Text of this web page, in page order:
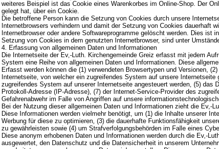
weiteres Beispiel ist das Cookie eines Warenkorbes im Online-Shop. Der
gelegt hat, über ein Cookie.
Die betroffene Person kann die Setzung von Cookies durch unsere
Internetbrowsers verhindern und damit der Setzung von Cookies dauerhaft
Internetbrowser oder andere Softwareprogramme gelöscht werden. Dies
Setzung von Cookies in dem genutzten Internetbrowser, sind unter
4. Erfassung von allgemeinen Daten und Informationen
Die Internetseite der Ev,-Luth. Kirchengemeinde Greiz erfasst mit jedem
System eine Reihe von allgemeinen Daten und Informationen. Diese
Erfasst werden können die (1) verwendeten Browsertypen und Versionen,
Internetseite, von welcher ein zugreifendes System auf unsere
zugreifendes System auf unserer Internetseite angesteuert werden, (5)
Protokoll-Adresse (IP-Adresse), (7) der Internet-Service-Provider des
Gefahrenabwehr im Falle von Angriffen auf unsere
Bei der Nutzung dieser allgemeinen Daten und Informationen zieht die
Diese Informationen werden vielmehr benötigt, um (1) die Inhalte unserer
Werbung für diese zu optimieren, (3) die dauerhafte Funktionsfähigkeit
zu gewährleisten sowie (4) um Strafverfolgungsbehörden im Falle eines
Diese anonym erhobenen Daten und Informationen werden durch die Ev,-
ausgewertet, den Datenschutz und die Datensicherheit in unserem